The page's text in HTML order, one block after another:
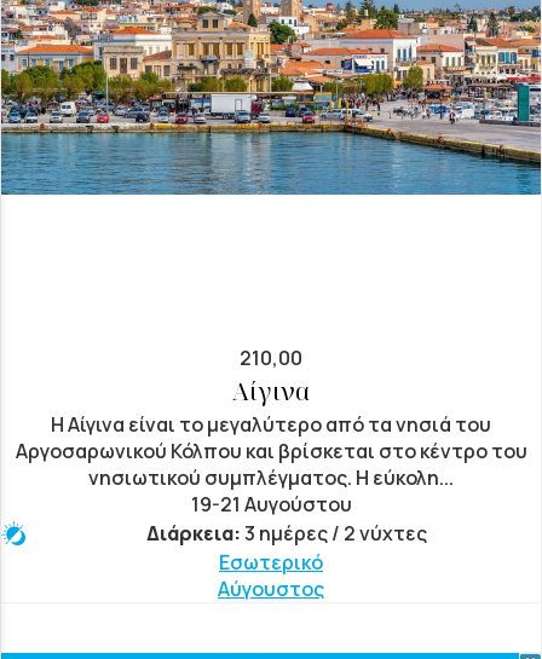
210,00
Αίγινα
Η Αίγινα είναι το μεγαλύτερο από τα νησιά του
Αργοσαρωνικού Κόλπου και βρίσκεται στο κέντρο του
νησιωτικού συμπλέγματος. Η εύκολη...
19-21 Αυγούστου
Διάρκεια:3 ημέρες / 2 νύχτες
Εσωτερικό
Αύγουστος